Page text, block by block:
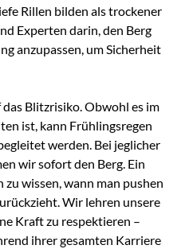
Rillen bilden als trockener
Experten darin, den Berg
anzupassen, um Sicherheit
Blitzrisiko. Obwohl es im
ist, kann Frühlingsregen
werden. Bei jeglicher
wir sofort den Berg. Ein
wissen, wann man pushen
Wir lehren unsere
Kraft zu respektieren –
ihrer gesamten Karriere